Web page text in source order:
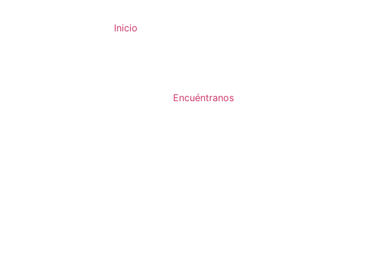
Inicio
Encuéntranos